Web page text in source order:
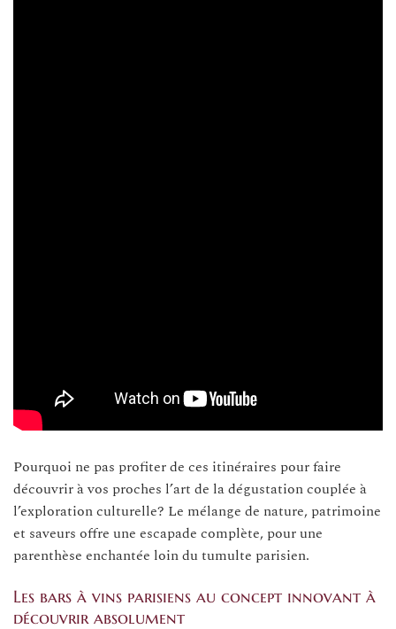
Pourquoi ne pas profiter de ces itinéraires pour faire
découvrir à vos proches l’art de la dégustation couplée à
l’exploration culturelle? Le mélange de nature, patrimoine
et saveurs offre une escapade complète, pour une
parenthèse enchantée loin du tumulte parisien.
Les bars à vins parisiens au concept innovant à
découvrir absolument